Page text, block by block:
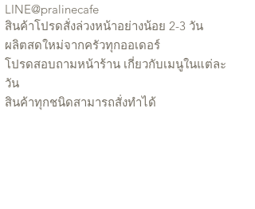
LINE@pralinecafe
สินค้าโปรดสั่งล่วงหน้าอย่างน้อย 2-3 วัน
ผลิตสดใหม่จากครัวทุกออเดอร์
โปรดสอบถามหน้าร้าน เกี่ยวกับเมนูในแต่ละ
วัน
สินค้าทุกชนิดสามารถสั่งทำได้